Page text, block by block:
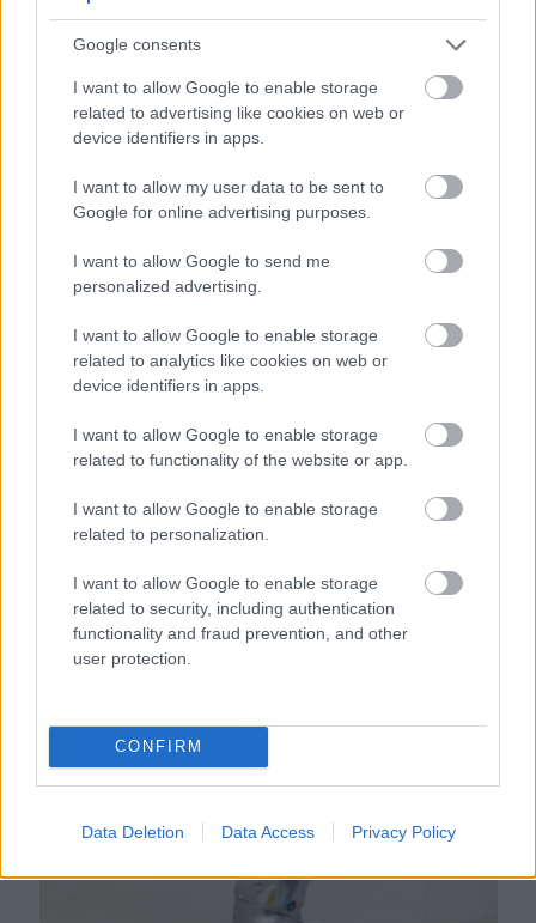
Google consents
I want to allow Google to enable storage
related to advertising like cookies on web or
device identifiers in apps.
I want to allow my user data to be sent to
Google for online advertising purposes.
I want to allow Google to send me
personalized advertising.
I want to allow Google to enable storage
related to analytics like cookies on web or
device identifiers in apps.
I want to allow Google to enable storage
related to functionality of the website or app.
I want to allow Google to enable storage
related to personalization.
I want to allow Google to enable storage
related to security, including authentication
functionality and fraud prevention, and other
user protection.
CONFIRM
Data Deletion Data Access Privacy Policy
Orvos figyelmeztet: ezt az apró reggeli tünetet ne
söpörd a szőnyeg alá
Ezért párásodik be állandóan az ablak – egyszerűbb a
megoldás, mint gondolnád